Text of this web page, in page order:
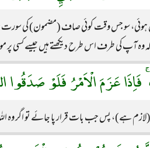
ہوئی، سو جس وقت کوئی صاف (مضمون) کی
وہ آپ کی طرف اس طرح دیکھتے ہیں جیسے
عَزَمَ الْاَمْرُ فَلَوْ صَدَقُوا
(لازم ہے)، پس جب بات قرار پا جائے تو اگر